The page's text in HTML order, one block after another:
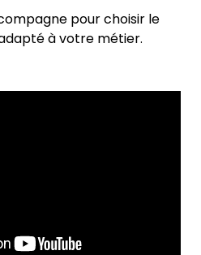
pour choisir le
à votre métier.